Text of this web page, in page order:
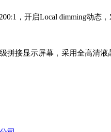
，开启Local dimming动态，
拼接显示屏幕，采用全高清液